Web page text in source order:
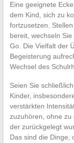
Eine geeignete
dem Kind, sich zu
fortzusetzen.
bereit, wechseln
Go. Die Vielfalt der
Begeisterung
Wechsel des
Seien Sie
Kinder,
verstärkten
zuzuhören, ohne zu
der zurückgelegt
Das sind die Dinge,